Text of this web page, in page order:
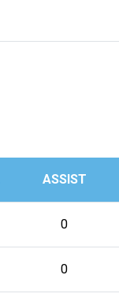
ASSIST
0
0